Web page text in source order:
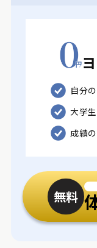
自分
大学
成績の
無料